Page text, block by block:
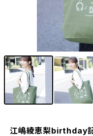
江嶋綾恵梨birthday